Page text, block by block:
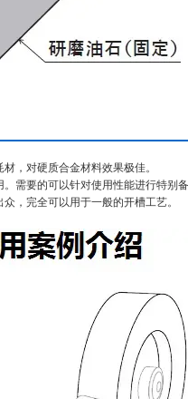
，对硬质合金材料效果极佳。
需要的可以针对使用性能进行特别
，完全可以用于一般的开槽工艺。